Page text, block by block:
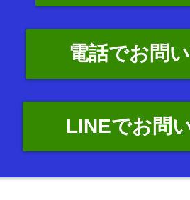
電話でお問
LINEでお問